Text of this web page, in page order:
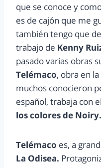
que se conoce y
es de cajón que me
también tengo que
trabajo de Kenny
pasado varias obras
Telémaco, obra en
muchos conocieron
español, trabaja con
los colores de Noiry.
Telémaco es, a
La Odisea.